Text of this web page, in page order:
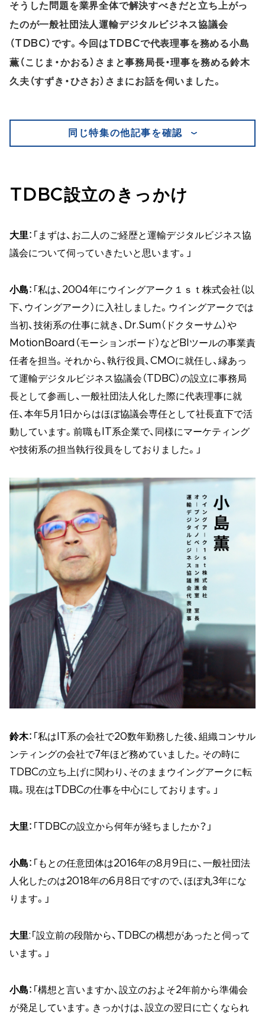
そうした問題を業界全体で解決すべきだと立ち上がっ
たのが一般社団法人運輸デジタルビジネス協議会
（TDBC）です。今回はTDBCで代表理事を務める小島
薫（こじま・かおる）さまと事務局長・理事を務める鈴木
久夫（すずき・ひさお）さまにお話を伺いました。
同じ特集の他記事を確認
TDBC設立のきっかけ
大里：「まずは、お二人のご経歴と運輸デジタルビジネス協
議会について伺っていきたいと思います。」
小島：「私は、2004年にウイングアーク１ｓｔ株式会社（以
下、ウイングアーク）に入社しました。ウイングアークでは
当初、技術系の仕事に就き、Dr.Sum（ドクターサム）や
MotionBoard（モーションボード）などBIツールの事業責
任者を担当。それから、執行役員、CMOに就任し、縁あっ
て運輸デジタルビジネス協議会（TDBC）の設立に事務局
長として参画し、一般社団法人化した際に代表理事に就
任、本年5月1日からはほぼ協議会専任として社長直下で活
動しています。前職もIT系企業で、同様にマーケティング
や技術系の担当執行役員をしておりました。」
鈴木：「私はIT系の会社で20数年勤務した後、組織コンサル
ンティングの会社で7年ほど務めていました。その時に
TDBCの立ち上げに関わり、そのままウイングアークに転
職。現在はTDBCの仕事を中心にしております。」
大里：「TDBCの設立から何年が経ちましたか？」
小島：「もとの任意団体は2016年の8月9日に、一般社団法
人化したのは2018年の6月8日ですので、ほぼ丸3年にな
ります。」
大里:「設立前の段階から、TDBCの構想があったと伺って
います。」
小島：「構想と言いますか、設立のおよそ2年前から準備会
が発足しています。きっかけは、設立の翌日に亡くなられ